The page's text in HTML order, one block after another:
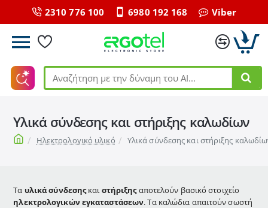
2310 776 100 6980 192 168 Viber
Αναζήτηση
δύναμη
ΑΙ...
Υλικά σύνδεσης και στήριξης καλωδίων
homeΗλεκτρολογικό υλικό Υλικά σύνδεσης και στήριξης
Τα υλικά σύνδεσηςκαιστήριξηςαποτελούν βασικό στοιχείο
ηλεκτρολογικών εγκαταστάσεων. Τα καλώδια απαιτούν σωστή